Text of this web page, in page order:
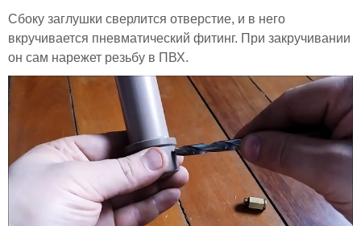
Сбоку заглушки сверлится отверстие, и в него
вкручивается пневматический фитинг. При закручивании
он сам нарежет резьбу в ПВХ.